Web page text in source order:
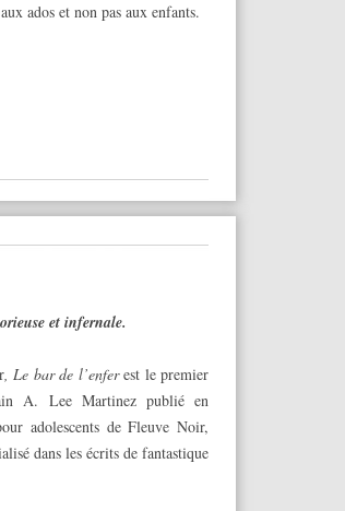
ados et non pas aux enfants.
et infernale.
, Le bar de l’enferest le premier
A. Lee Martinez publié en
adolescents de Fleuve Noir,
dans les écrits de fantastique